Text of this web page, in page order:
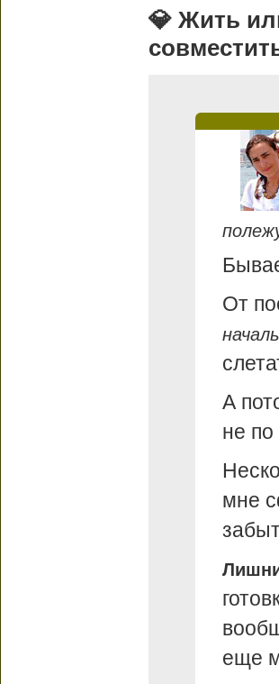
💎 Жить
От
А
не
мне
еще